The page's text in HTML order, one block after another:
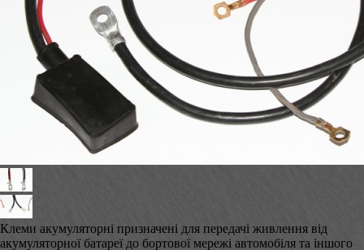
Клеми акумуляторні призначені для передачі живлення від
акумуляторної батареї до бортової мережі автомобіля та іншого